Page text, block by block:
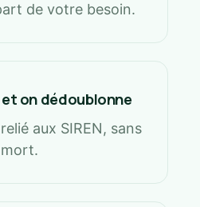
de votre besoin.
on dédoublonne
aux SIREN, sans